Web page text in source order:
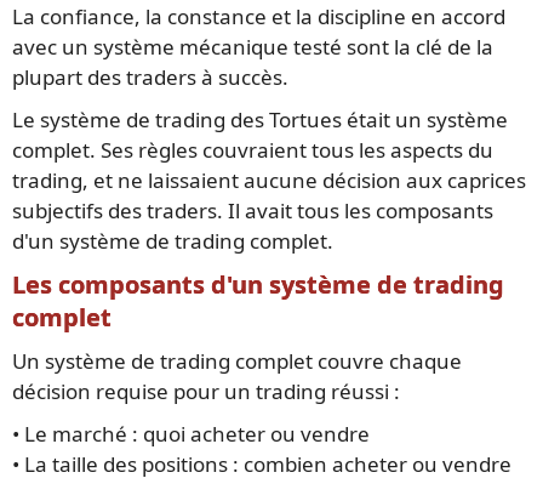
La confiance, la constance et la discipline en accord
avec un système mécanique testé sont la clé de la
plupart des traders à succès.
Le système de trading des Tortues était un système
complet. Ses règles couvraient tous les aspects du
trading, et ne laissaient aucune décision aux caprices
subjectifs des traders. Il avait tous les composants
d'un système de trading complet.
Les composants d'un système de trading
complet
Un système de trading complet couvre chaque
décision requise pour un trading réussi :
• Le marché : quoi acheter ou vendre
• La taille des positions : combien acheter ou vendre